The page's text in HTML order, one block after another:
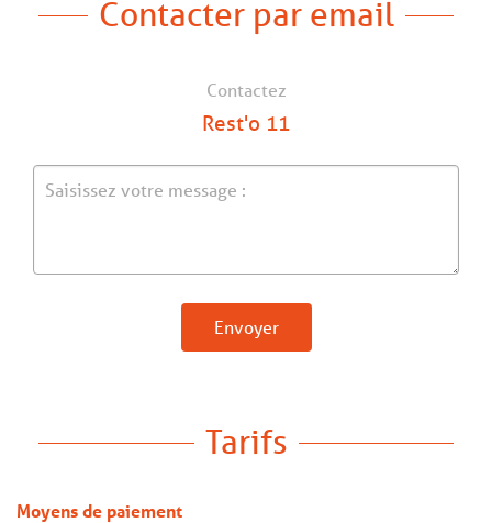
Contacter par email
Contactez
Rest'o 11
Envoyer
Tarifs
Moyens de paiement